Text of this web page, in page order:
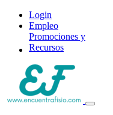
Login
Empleo
Promociones y
Recursos